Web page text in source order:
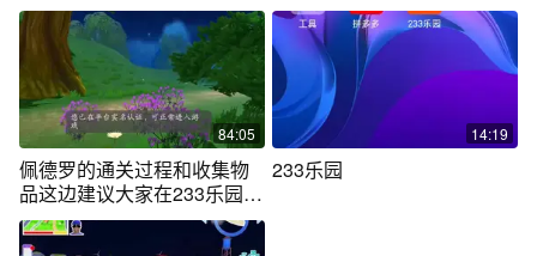
84:05
佩德罗的通关过程和收集物
品这边建议大家在233乐园
玩，可以加速
14:19
233乐园